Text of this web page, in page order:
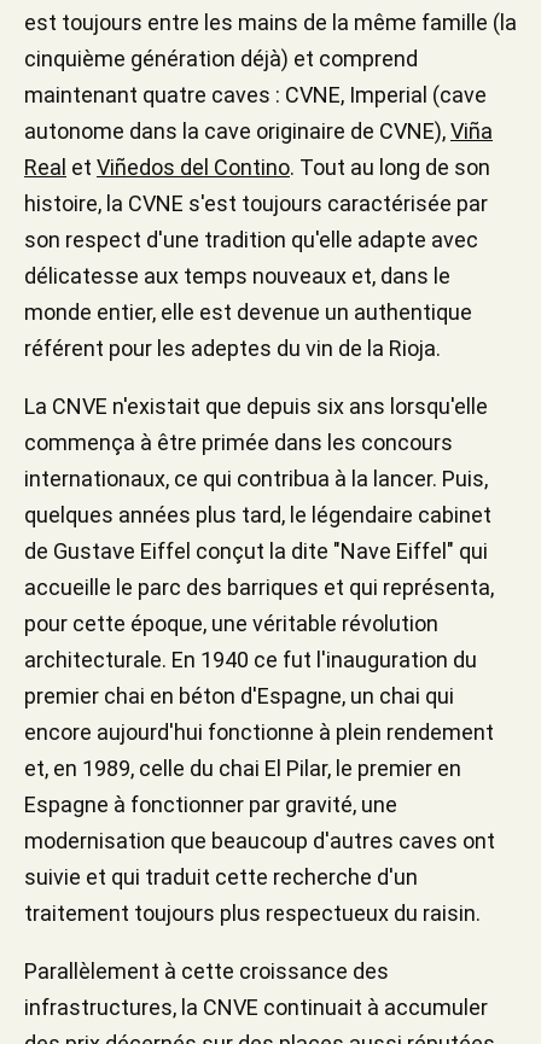
est toujours entre les mains de la même famille (la
cinquième génération déjà) et comprend
maintenant quatre caves : CVNE, Imperial (cave
autonome dans la cave originaire de CVNE),Viña
Real et Viñedos del Contino. Tout au long de son
histoire, la CVNE s'est toujours caractérisée par
son respect d'une tradition qu'elle adapte avec
délicatesse aux temps nouveaux et, dans le
monde entier, elle est devenue un authentique
référent pour les adeptes du vin de la Rioja.
La CNVE n'existait que depuis six ans lorsqu'elle
commença à être primée dans les concours
internationaux, ce qui contribua à la lancer. Puis,
quelques années plus tard, le légendaire cabinet
de Gustave Eiffel conçut la dite "Nave Eiffel" qui
accueille le parc des barriques et qui représenta,
pour cette époque, une véritable révolution
architecturale. En 1940 ce fut l'inauguration du
premier chai en béton d'Espagne, un chai qui
encore aujourd'hui fonctionne à plein rendement
et, en 1989, celle du chai El Pilar, le premier en
Espagne à fonctionner par gravité, une
modernisation que beaucoup d'autres caves ont
suivie et qui traduit cette recherche d'un
traitement toujours plus respectueux du raisin.
Parallèlement à cette croissance des
infrastructures, la CNVE continuait à accumuler